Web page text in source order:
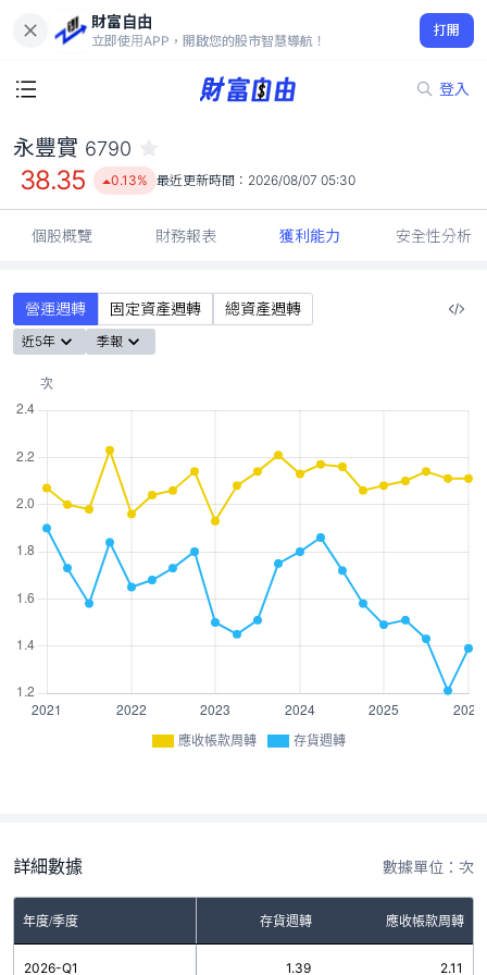
財富自由
立即使用APP，開啟您的股市智慧導航！
打開
登入
38.35
0.13%
永豐實 6790
38.35 0.13% 最近更新時間： 2026/08/07 05:30
個股概覽 財務報表 獲利能力 安全性分析
營運週轉 固定資產週轉 總資產週轉
近5年 季報
應收帳款周轉 存貨週轉
詳細數據 數據單位：次
年度/季度 存貨週轉 應收帳款周轉
2026-Q1 1.39 2.11